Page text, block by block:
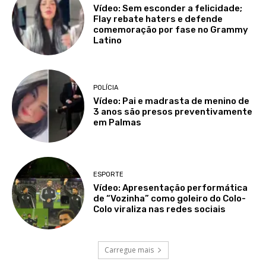
Vídeo: Sem esconder a felicidade;
Flay rebate haters e defende
comemoração por fase no Grammy
Latino
POLÍCIA
Vídeo: Pai e madrasta de menino de
3 anos são presos preventivamente
em Palmas
ESPORTE
Vídeo: Apresentação performática
de “Vozinha” como goleiro do Colo-
Colo viraliza nas redes sociais
Carregue mais